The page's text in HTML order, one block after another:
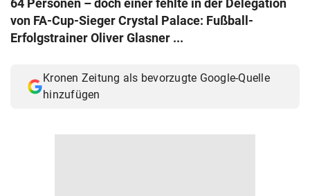
64 Personen – doch einer fehlte in der Delegation
von FA-Cup-Sieger Crystal Palace: Fußball-
Erfolgstrainer Oliver Glasner ...
Kronen Zeitung als bevorzugte Google-Quelle
hinzufügen